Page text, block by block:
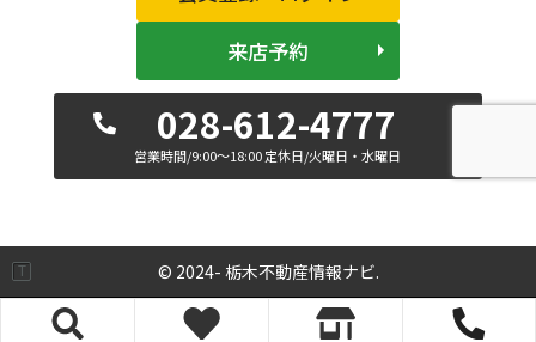
来店予約
028-612-4777
営業時間/9:00～18:00 定休日/火曜日・水曜日
© 2024- 栃木不動産情報ナビ.